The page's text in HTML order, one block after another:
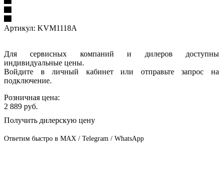
Артикул: KVM1118A
Для сервисных компаний и дилеров доступны
индивидуальные цены.
Войдите в личный кабинет или отправьте запрос на
подключение.
Розничная цена:
2 889 руб.
Получить дилерскую цену
Ответим быстро в MAX / Telegram / WhatsApp